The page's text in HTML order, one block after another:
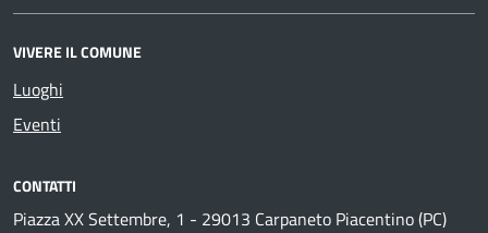
VIVERE IL COMUNE
Luoghi
Eventi
CONTATTI
Piazza XX Settembre, 1 - 29013 Carpaneto Piacentino (PC)